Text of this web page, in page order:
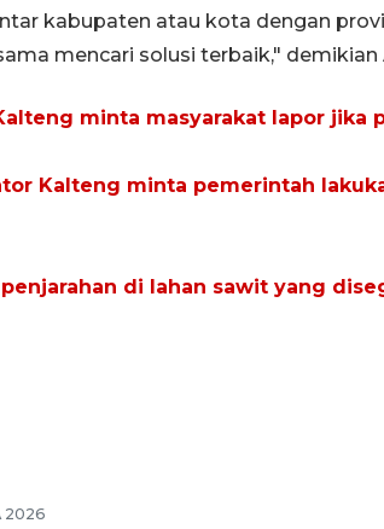
kabupaten atau kota dengan
mencari solusi terbaik," demikian
minta masyarakat lapor jika
Kalteng minta pemerintah
di lahan sawit yang
2026
22